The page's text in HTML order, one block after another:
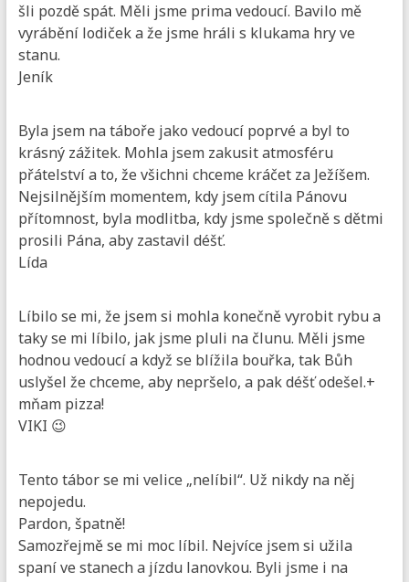
šli pozdě spát. Měli jsme prima vedoucí. Bavilo mě
vyrábění lodiček a že jsme hráli s klukama hry ve
stanu.
Jeník
Byla jsem na táboře jako vedoucí poprvé a byl to
krásný zážitek. Mohla jsem zakusit atmosféru
přátelství a to, že všichni chceme kráčet za Ježíšem.
Nejsilnějším momentem, kdy jsem cítila Pánovu
přítomnost, byla modlitba, kdy jsme společně s dětmi
prosili Pána, aby zastavil déšť.
Lída
Líbilo se mi, že jsem si mohla konečně vyrobit rybu a
taky se mi líbilo, jak jsme pluli na člunu. Měli jsme
hodnou vedoucí a když se blížila bouřka, tak Bůh
uslyšel že chceme, aby nepršelo, a pak déšť odešel.+
mňam pizza!
VIKI 😉
Tento tábor se mi velice „nelíbil“. Už nikdy na něj
nepojedu.
Pardon, špatně!
Samozřejmě se mi moc líbil. Nejvíce jsem si užila
spaní ve stanech a jízdu lanovkou. Byli jsme i na